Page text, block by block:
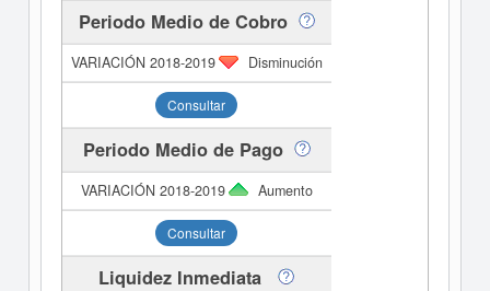
Periodo Medio de Cobro
Disminución
Consultar
Periodo Medio de Pago
Aumento
Consultar
Liquidez Inmediata